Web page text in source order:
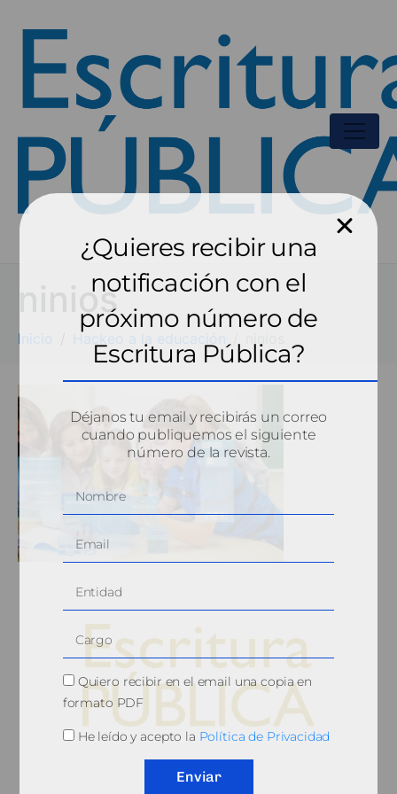
ninios
Inicio Hackeo a la educación
¿Quieres recibir una
notificación con el
próximo número de
Escritura Pública?
Déjanos tu email y recibirás un correo
cuando publiquemos el siguiente
número de la revista.
Quiero recibir en el email una copia en
formato PDF
He leído y acepto la Política de Privacidad
Enviar